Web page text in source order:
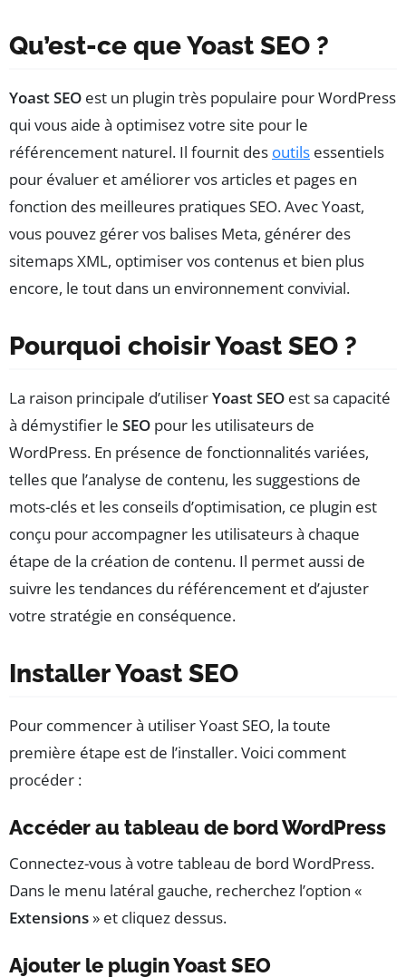
Qu’est-ce que Yoast SEO ?
Yoast SEO est un plugin très populaire pour WordPress
qui vous aide à optimisez votre site pour le
référencement naturel. Il fournit des outils essentiels
pour évaluer et améliorer vos articles et pages en
fonction des meilleures pratiques SEO. Avec Yoast,
vous pouvez gérer vos balises Meta, générer des
sitemaps XML, optimiser vos contenus et bien plus
encore, le tout dans un environnement convivial.
Pourquoi choisir Yoast SEO ?
La raison principale d’utiliserYoast SEO est sa capacité
à démystifier le SEO pour les utilisateurs de
WordPress. En présence de fonctionnalités variées,
telles que l’analyse de contenu, les suggestions de
mots-clés et les conseils d’optimisation, ce plugin est
conçu pour accompagner les utilisateurs à chaque
étape de la création de contenu. Il permet aussi de
suivre les tendances du référencement et d’ajuster
votre stratégie en conséquence.
Installer Yoast SEO
Pour commencer à utiliser Yoast SEO, la toute
première étape est de l’installer. Voici comment
procéder :
Accéder au tableau de bord WordPress
Connectez-vous à votre tableau de bord WordPress.
Dans le menu latéral gauche, recherchez l’option «
Extensions» et cliquez dessus.
Ajouter le plugin Yoast SEO